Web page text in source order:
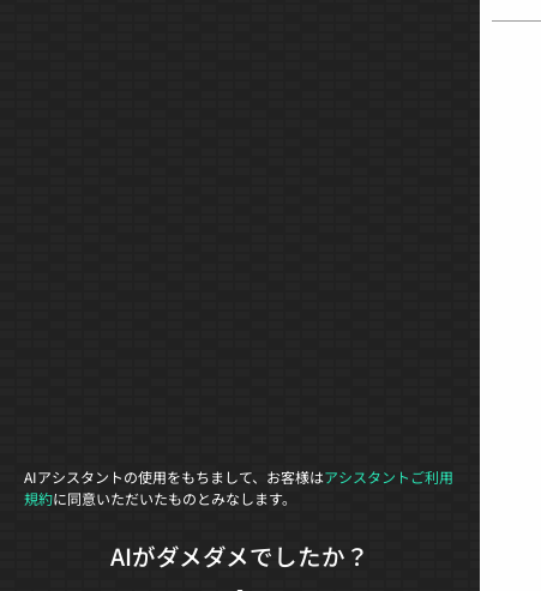
AIアシスタントの使用をもちまして、お客様はアシスタントご利用
規約に同意いただいたものとみなします。
AIがダメダメでしたか？